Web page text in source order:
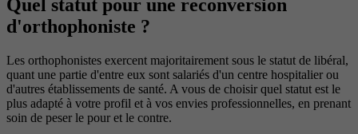
Quel statut pour une reconversion
d'orthophoniste ?
Les orthophonistes exercent majoritairement sous le statut de libéral,
quant une partie d'entre eux sont salariés d'un centre hospitalier ou
d'autres établissements de santé. A vous de choisir quel statut est le
plus adapté à votre profil et à vos envies professionnelles, en prenant
soin de peser le pour et le contre.